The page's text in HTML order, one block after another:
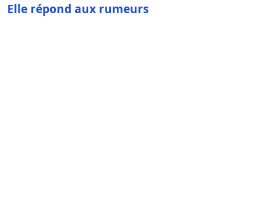
Elle répond aux rumeurs